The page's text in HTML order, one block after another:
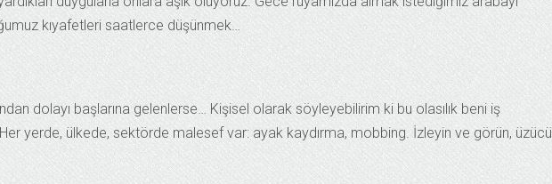
kıyafetleri saatlerce düşünmek…
dolayı başlarına gelenlerse… Kişisel olarak söyleyebilirim ki bu olasılık beni iş
yerde, ülkede, sektörde malesef var: ayak kaydırma, mobbing. İzleyin ve görün, üzücü